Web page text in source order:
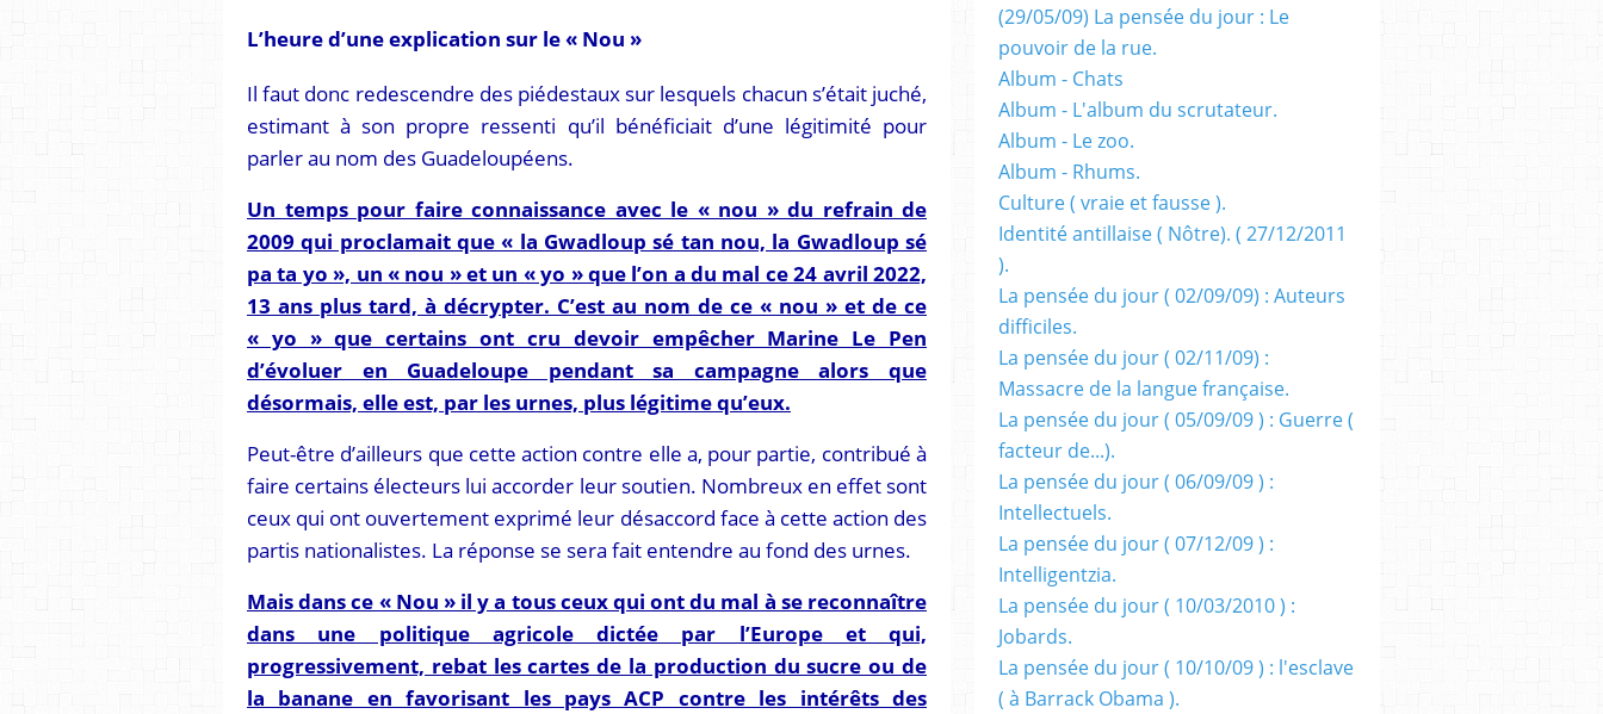
L’heure d’une explication sur le « Nou »
Il faut donc redescendre des piédestaux sur lesquels chacun s’était juché,
estimant à son propre ressenti qu’il bénéficiait d’une légitimité pour
parler au nom des Guadeloupéens.
Un temps pour faire connaissance avec le « nou » du refrain de
2009 qui proclamait que « la Gwadloup sé tan nou, la Gwadloup sé
pa ta yo », un « nou » et un « yo » que l’on a du mal ce 24 avril 2022,
13 ans plus tard, à décrypter. C’est au nom de ce « nou » et de ce
« yo » que certains ont cru devoir empêcher Marine Le Pen
d’évoluer en Guadeloupe pendant sa campagne alors que
désormais, elle est, par les urnes, plus légitime qu’eux.
Peut-être d’ailleurs que cette action contre elle a, pour partie, contribué à
faire certains électeurs lui accorder leur soutien. Nombreux en effet sont
ceux qui ont ouvertement exprimé leur désaccord face à cette action des
partis nationalistes. La réponse se sera fait entendre au fond des urnes.
Mais dans ce « Nou » il y a tous ceux qui ont du mal à se reconnaître
dans une politique agricole dictée par l’Europe et qui,
progressivement, rebat les cartes de la production du sucre ou de
la banane en favorisant les pays ACP contre les intérêts des
(29/05/09) La pensée du jour : Le
pouvoir de la rue.
Album - Chats
Album - L'album du scrutateur.
Album - Le zoo.
Album - Rhums.
Culture ( vraie et fausse ).
Identité antillaise ( Nôtre). ( 27/12/2011
).
La pensée du jour ( 02/09/09) : Auteurs
difficiles.
La pensée du jour ( 02/11/09) :
Massacre de la langue française.
La pensée du jour ( 05/09/09 ) : Guerre (
facteur de...).
La pensée du jour ( 06/09/09 ) :
Intellectuels.
La pensée du jour ( 07/12/09 ) :
Intelligentzia.
La pensée du jour ( 10/03/2010 ) :
Jobards.
La pensée du jour ( 10/10/09 ) : l'esclave
( à Barrack Obama ).